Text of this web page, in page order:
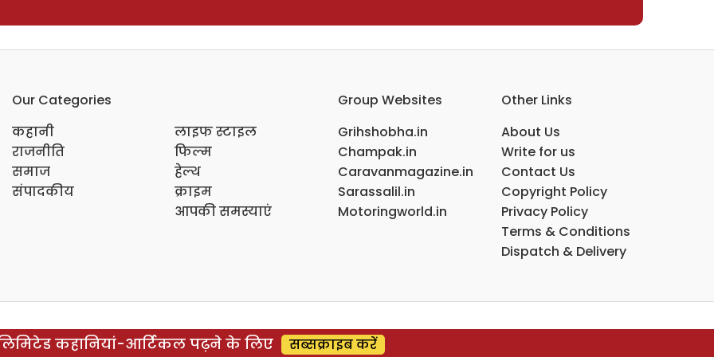
Our Categories
कहानी
राजनीति
समाज
संपादकीय
लाइफ स्टाइल
फिल्म
हेल्थ
क्राइम
आपकी समस्याएं
Group Websites
Grihshobha.in
Champak.in
Caravanmagazine.in
Sarassalil.in
Motoringworld.in
Other Links
About Us
Write for us
Contact Us
Copyright Policy
Privacy Policy
Terms & Conditions
Dispatch & Delivery
कहानियां-आर्टिकल पढ़ने के लिए सब्सक्राइब करें